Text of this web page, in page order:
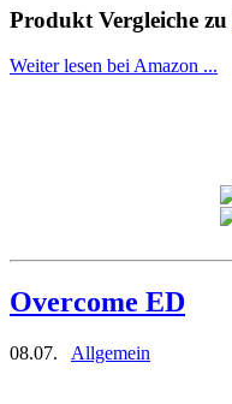
Produkt Vergleiche zu
Weiter lesen bei Amazon ...
Overcome ED
08.07. Allgemein